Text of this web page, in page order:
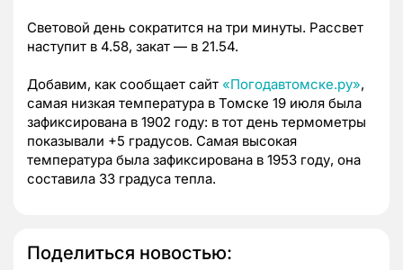
Световой день сократится на три минуты. Рассвет
наступит в 4.58, закат — в 21.54.
Добавим, как сообщает сайт «Погодавтомске.ру»,
самая низкая температура в Томске 19 июля была
зафиксирована в 1902 году: в тот день термометры
показывали +5 градусов. Самая высокая
температура была зафиксирована в 1953 году, она
составила 33 градуса тепла.
Поделиться новостью: